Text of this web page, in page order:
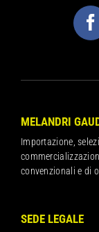
MELANDRI
Importazione,
convenzionali e di
SEDE LEGALE